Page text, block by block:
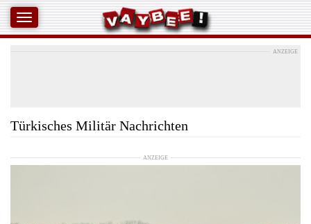
ANZEIGE
Türkisches Militär Nachrichten
ANZEIGE